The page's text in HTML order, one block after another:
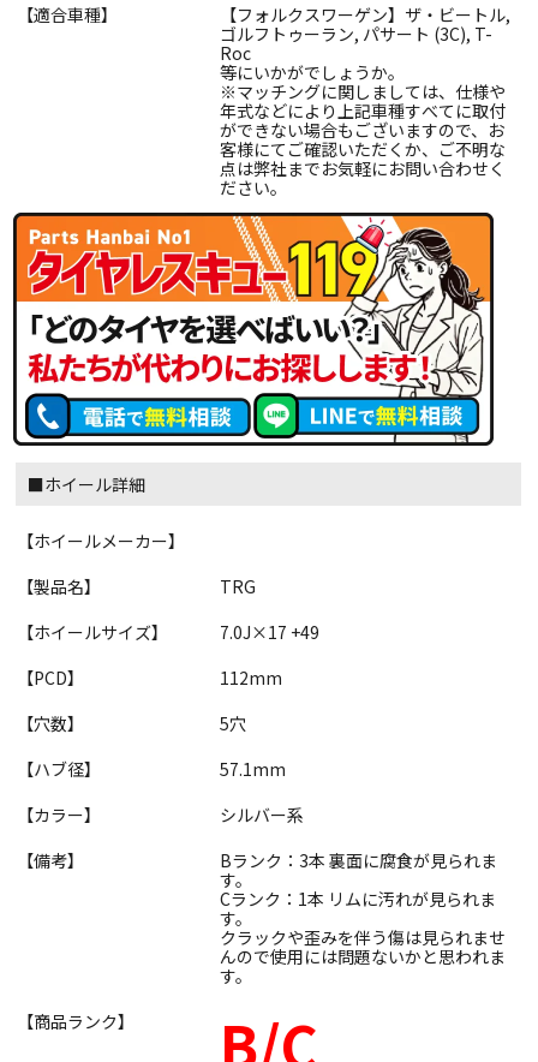
【適合車種】
【フォルクスワーゲン】ザ・ビートル,
ゴルフトゥーラン, パサート (3C), T-
Roc
等にいかがでしょうか。
※マッチングに関しましては、仕様や
年式などにより上記車種すべてに取付
ができない場合もございますので、お
客様にてご確認いただくか、ご不明な
点は弊社までお気軽にお問い合わせく
ださい。
■ホイール詳細
【ホイールメーカー】
【製品名】
TRG
【ホイールサイズ】
7.0J×17 +49
【PCD】
112mm
【穴数】
5穴
【ハブ径】
57.1mm
【カラー】
シルバー系
【備考】
Bランク：3本 裏面に腐食が見られま
す。
Cランク：1本 リムに汚れが見られま
す。
クラックや歪みを伴う傷は見られませ
んので使用には問題ないかと思われま
す。
【商品ランク】
B/C